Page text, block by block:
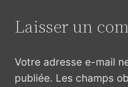
Laisser un
Votre adresse e-mail
publiée. Les champs